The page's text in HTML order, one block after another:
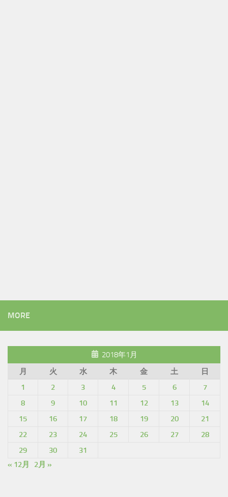
MORE
2018年1月
月
火 水 木 金 土
日
1
2 3 4 5 6
7
8
9 10 11 12 13
14
15
16 17 18 19 20
21
22
23 24 25 26 27
28
29
30
31
« 12月
2月 »